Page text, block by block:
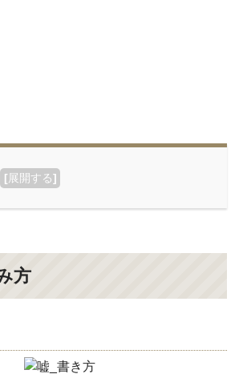
[展開する]
方